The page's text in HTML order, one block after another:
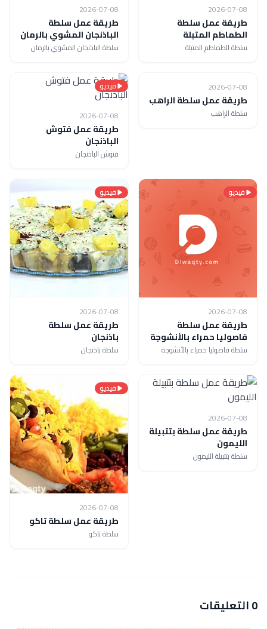
2026-07-08
طريقة عمل سلطة
الطماطم المتبلة
سلطة الطماطم المتبلة
2026-07-08
طريقة عمل سلطة
الباذنجان المشوي بالرمان
سلطة الباذنجان المشوي بالرمان
فيديو
2026-07-08
طريقة عمل سلطة الراهب
سلطة الراهب
فيديو
2026-07-08
طريقة عمل فتوش
الباذنجان
فتوش الباذنجان
فيديو
2026-07-08
طريقة عمل سلطة
فاصوليا حمراء بالأنشوجة
سلطة فاصوليا حمراء بالأنشوجة
فيديو
2026-07-08
طريقة عمل سلطة
باذنجان
سلطة باذنجان
2026-07-08
طريقة عمل سلطة بتتبيلة
الليمون
سلطة بتتبيلة الليمون
فيديو
2026-07-08
طريقة عمل سلطة تاكو
سلطة تاكو
0 التعليقات